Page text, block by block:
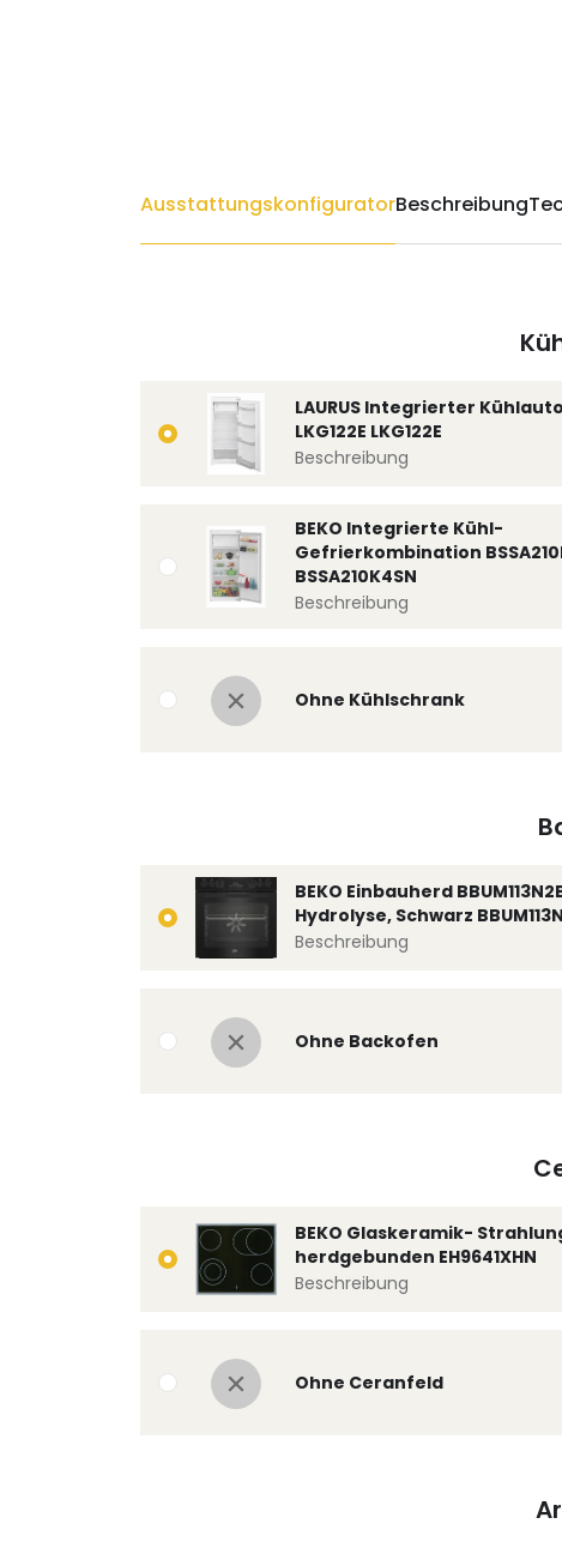
AusstattungskonfiguratorBeschreibung
LAURUS Integrierter
LKG122E LKG122E
Beschreibung
BEKO Integrierte Kühl-
Gefrierkombination
BSSA210K4SN
Beschreibung
Ohne Kühlschrank
BEKO Einbauherd
Hydrolyse, Schwarz
Beschreibung
Ohne Backofen
BEKO Glaskeramik-
herdgebunden EH9641XHN
Beschreibung
Ohne Ceranfeld